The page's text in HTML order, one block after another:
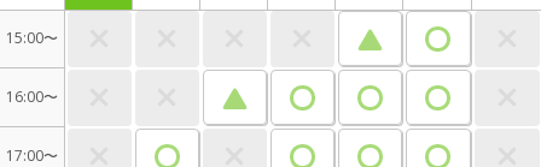
15:00〜
16:00〜
17:00〜